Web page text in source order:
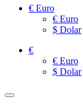
€ Euro
€ Euro
$ Dolar
€
€ Euro
$ Dolar